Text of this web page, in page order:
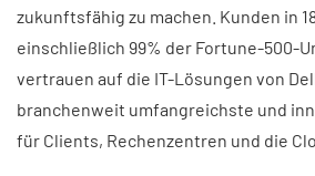
zukunftsfähig zu machen. Kunden in
einschließlich 99% der Fortune-500-
vertrauen auf die IT-Lösungen von
branchenweit umfangreichste und
für Clients, Rechenzentren und die